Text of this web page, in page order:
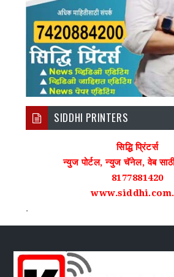
SIDDHI PRINTERS
सिद्धि प्रिंटर्स
न्युज पोर्टल, न्युज चॅनेल, वेब
8177881420
.